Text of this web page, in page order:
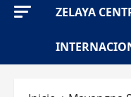
ZELAYA